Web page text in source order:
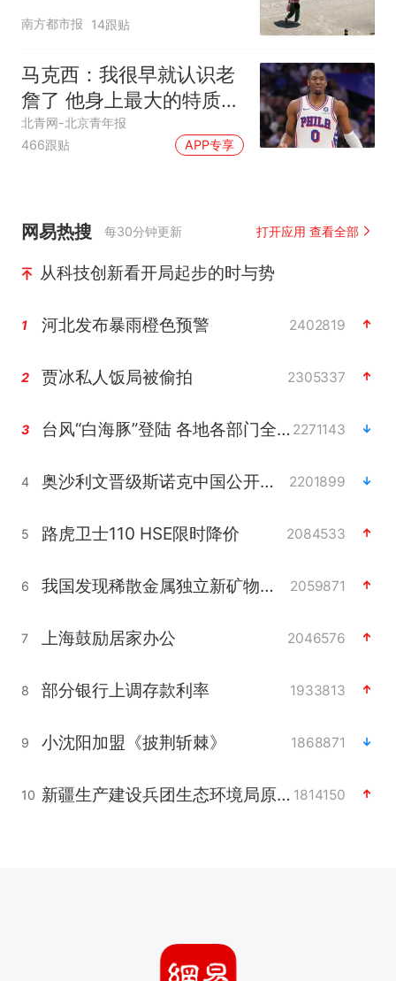
高温橙色预警
南方都市报 14跟贴
马克西：我很早就认识老
詹了 他身上最大的特质就
是谦逊
北青网-北京青年报
466跟贴
APP专享
网易热搜 每30分钟更新 打开应用 查看全部
从科技创新看开局起步的时与势
1 河北发布暴雨橙色预警 2402819
2 贾冰私人饭局被偷拍 2305337
3 台风“白海豚”登陆 各地各部门全力应对 2271143
4 奥沙利文晋级斯诺克中国公开赛16强 2201899
5 路虎卫士110 HSE限时降价 2084533
6 我国发现稀散金属独立新矿物——乌斯河锗矿 2059871
7 上海鼓励居家办公 2046576
8 部分银行上调存款利率 1933813
9 小沈阳加盟《披荆斩棘》 1868871
10 新疆生产建设兵团生态环境局原局长被查 1814150